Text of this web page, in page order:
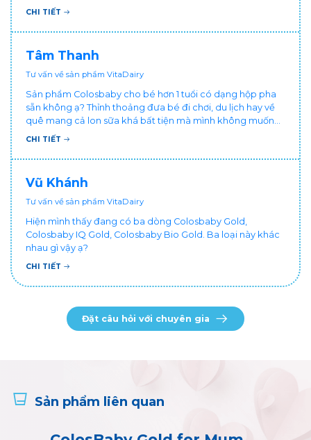
vậy nên làm sao để con khỏe mạnh và ngủ ngon giấc hơn
chăm cháu hay ốm ạ?. Cảm ơn bác sĩ.
CHI TIẾT
Tâm Thanh
Tư vấn về sản phẩm VitaDairy
Sản phẩm Colosbaby cho bé hơn 1 tuổi có dạng hộp pha
sẵn không ạ? Thỉnh thoảng đưa bé đi chơi, du lịch hay về
quê mang cả lon sữa khá bất tiện mà mình không muốn
đổi cho bé dùng sữa tươi hộp khác sợ bé nạ sữa ảnh
CHI TIẾT
Vũ Khánh
Tư vấn về sản phẩm VitaDairy
Hiện mình thấy đang có ba dòng Colosbaby Gold,
Colosbaby IQ Gold, Colosbaby Bio Gold. Ba loại này khác
nhau gì vậy ạ?
CHI TIẾT
Đặt câu hỏi với chuyên gia
Sản phẩm liên quan